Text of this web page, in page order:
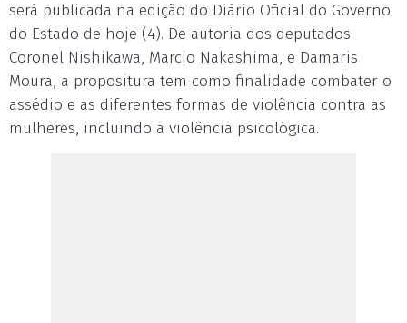
será publicada na edição do Diário Oficial do Governo
do Estado de hoje (4). De autoria dos deputados
Coronel Nishikawa, Marcio Nakashima, e Damaris
Moura, a propositura tem como finalidade combater o
assédio e as diferentes formas de violência contra as
mulheres, incluindo a violência psicológica.